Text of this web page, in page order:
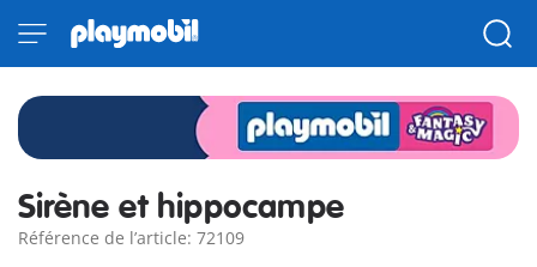
Sirène et hippocampe
Référence de l’article: 72109